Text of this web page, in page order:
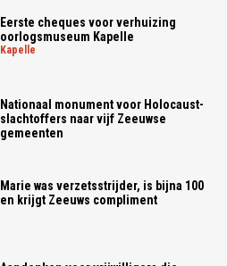
Eerste cheques voor verhuizing
oorlogsmuseum Kapelle
kapelle
Nationaal monument voor Holocaust-
slachtoffers naar vijf Zeeuwse
gemeenten
Marie was verzetsstrijder, is bijna 100
en krijgt Zeeuws compliment